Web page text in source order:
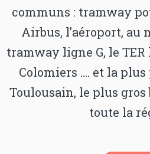
communs : tramway
Airbus, l’aéroport, au
tramway ligne G, le
Colomiers …. et la plus
Toulousain, le plus gros
toute la